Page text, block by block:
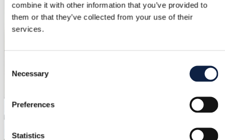
combine it with other information that you’ve provided to
them or that they’ve collected from your use of their
services.
Selection
Necessary
Preferences
Statistics